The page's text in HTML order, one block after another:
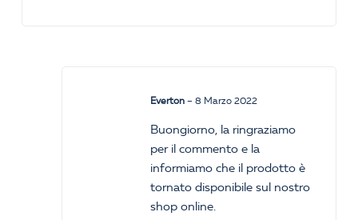
Everton – 8 Marzo 2022
Buongiorno, la ringraziamo
per il commento e la
informiamo che il prodotto è
tornato disponibile sul nostro
shop online.